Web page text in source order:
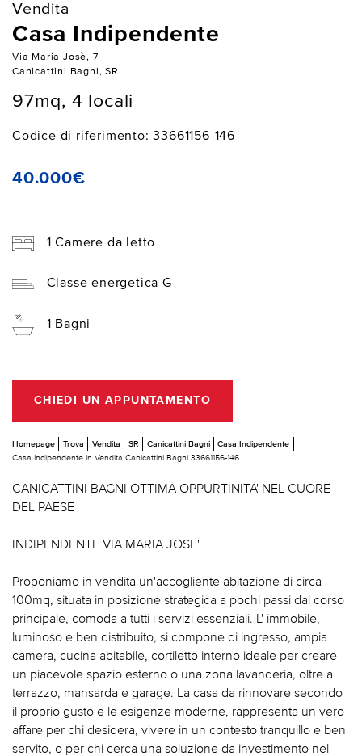
Vendita
Casa Indipendente
Via Maria Josè, 7
Canicattini Bagni, SR
97mq, 4 locali
Codice di riferimento: 33661156-146
40.000€
1 Camere da letto
Classe energetica G
1 Bagni
CHIEDI UN APPUNTAMENTO
Homepage Trova Vendita SR Canicattini Bagni
Casa Indipendente
Casa Indipendente In Vendita Canicattini Bagni 33661156-146
CANICATTINI BAGNI OTTIMA OPPURTINITA' NEL CUORE
DEL PAESE
INDIPENDENTE VIA MARIA JOSE'
Proponiamo in vendita un'accogliente abitazione di circa
100mq, situata in posizione strategica a pochi passi dal corso
principale, comoda a tutti i servizi essenziali. L' immobile,
luminoso e ben distribuito, si compone di ingresso, ampia
camera, cucina abitabile, cortiletto interno ideale per creare
un piacevole spazio esterno o una zona lavanderia, oltre a
terrazzo, mansarda e garage. La casa da rinnovare secondo
il proprio gusto e le esigenze moderne, rappresenta un vero
affare per chi desidera, vivere in un contesto tranquillo e ben
servito, o per chi cerca una soluzione da investimento nel